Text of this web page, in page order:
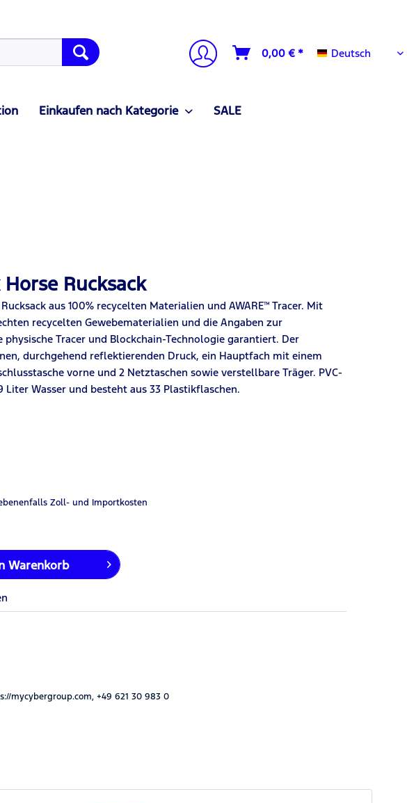
0,00 € * Deutsch
Deutsch
Einkaufen nach Kategorie SALE
Rucksack
aus 100% recycelten Materialien und AWARE™ Tracer. Mit
recycelten Gewebematerialien und die Angaben zur
Tracer und Blockchain-Technologie garantiert. Der
durchgehend reflektierenden Druck, ein Hauptfach mit einem
vorne und 2 Netztaschen sowie verstellbare Träger. PVC-
Liter Wasser und besteht aus33 Plastikflaschen.
Zoll- und Importkosten
Warenkorb
mycybergroup.com, +49 621 30 983 0